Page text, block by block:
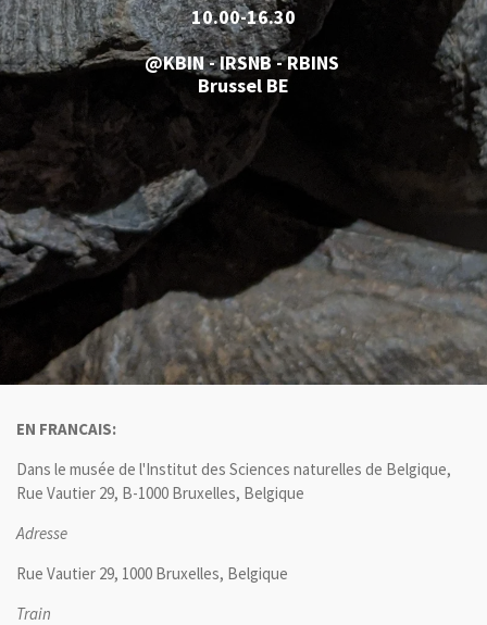
10.00-16.30
@KBIN - IRSNB - RBINS
Brussel BE
EN FRANCAIS:
Dans le musée de l'Institut des Sciences naturelles de Belgique,
Rue Vautier 29, B-1000 Bruxelles, Belgique
Adresse
Rue Vautier 29, 1000 Bruxelles, Belgique
Train